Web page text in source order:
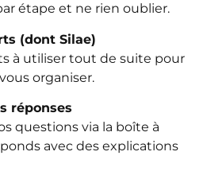
étape et ne rien oublier.
(dont Silae)
à utiliser tout de suite pour
organiser.
réponses
questions via la boîte à
avec des explications